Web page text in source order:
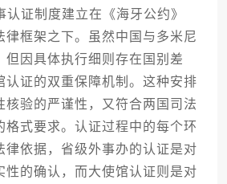
证制度建立在《海牙公约》
律框架之下。虽然中国与多米尼
但因具体执行细则存在国别差
认证的双重保障机制。这种安排
核验的严谨性，又符合两国司法
格式要求。认证过程中的每个环
律依据，省级外事办的认证是对
性的确认，而大使馆认证则是对